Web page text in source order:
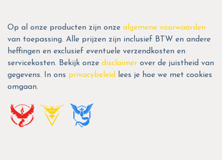
Op al onze producten zijn onze algemene voorwaarden
van toepassing. Alle prijzen zijn inclusief BTW en andere
heffingen en exclusief eventuele verzendkosten en
servicekosten. Bekijk onze disclaimer over de juistheid van
gegevens. In ons privacybeleid
lees je hoe we met cookies
omgaan.